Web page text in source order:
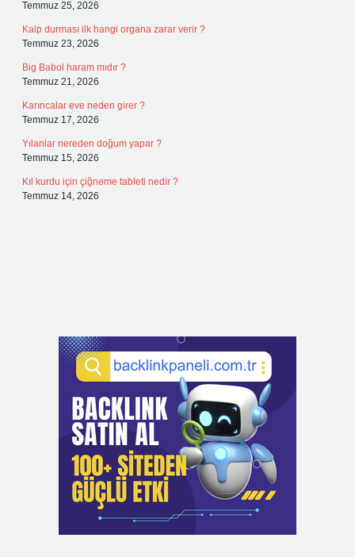
Temmuz 25, 2026
Kalp durması ilk hangi organa zarar verir ?
Temmuz 23, 2026
Big Babol haram mıdır ?
Temmuz 21, 2026
Karıncalar eve neden girer ?
Temmuz 17, 2026
Yılanlar nereden doğum yapar ?
Temmuz 15, 2026
Kıl kurdu için çiğneme tableti nedir ?
Temmuz 14, 2026